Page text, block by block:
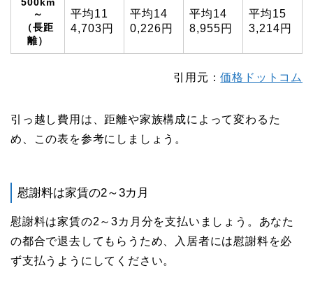
500km
～
（長距
離）
平均11
4,703円
平均14
0,226円
平均14
8,955円
平均15
3,214円
引用元：価格ドットコム
引っ越し費用は、距離や家族構成によって変わるた
め、この表を参考にしましょう。
慰謝料は家賃の2～3カ月
慰謝料は家賃の2～3カ月分を支払いましょう。あなた
の都合で退去してもらうため、入居者には慰謝料を必
ず支払うようにしてください。